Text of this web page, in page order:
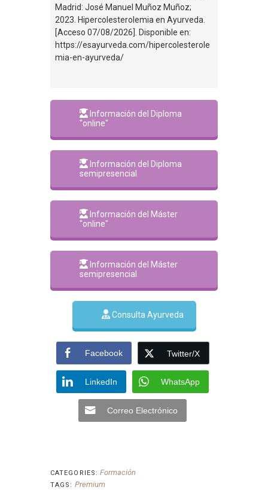
Madrid: José Manuel Muñoz Muñoz;
2023. Hipercolesterolemia en Ayurveda.
[Acceso 07/08/2026]. Disponible en:
https://esayurveda.com/hipercolesterole
mia-en-ayurveda/
Información del Diploma
"online"
Información del Diploma
semipresencial
Información del Máster
"online"
Información del Máster
semipresencial
Consulta Ayurveda
Facebook Twitter/X
LinkedIn WhatsApp
Correo Electrónico
CATEGORIES: Formación
TAGS: Premium